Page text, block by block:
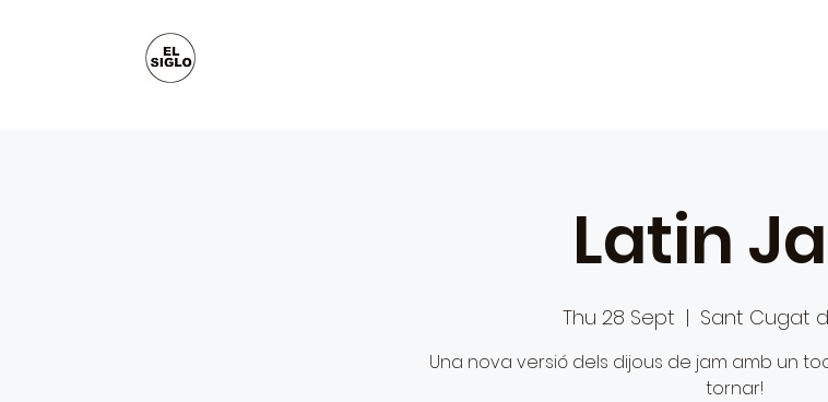
Latin
Thu 28 Sept
  |
Sant Cugat
Una nova versió dels dijous de jam amb un
tornar!